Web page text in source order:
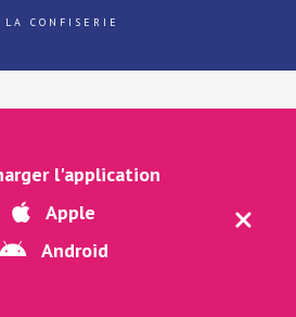
l'application
Apple
Android
CONFISERIE